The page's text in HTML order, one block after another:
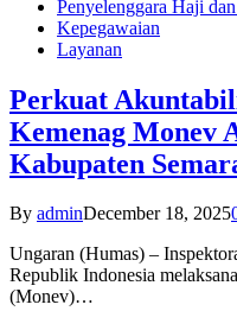
Penyelenggara Haji
Kepegawaian
Layanan
Perkuat
Kemenag Monev
Kabupaten
By adminDecember 18, 2025
Ungaran (Humas) –
Republik Indonesia
(Monev)…